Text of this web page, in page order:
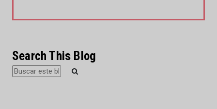
Search This Blog